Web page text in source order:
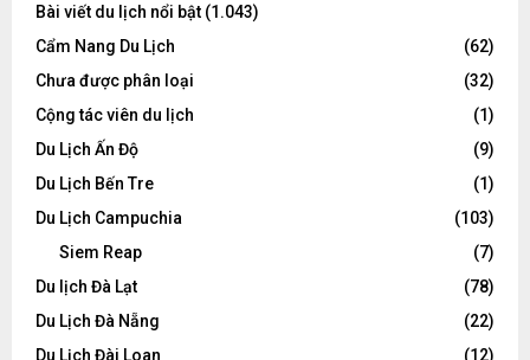
Bài viết du lịch nổi bật (1.043)
Cẩm Nang Du Lịch
(62)
Chưa được phân loại
(32)
Cộng tác viên du lịch
(1)
Du Lịch Ấn Độ
(9)
Du Lịch Bến Tre
(1)
Du Lịch Campuchia
(103)
Siem Reap
(7)
Du lịch Đà Lạt
(78)
Du Lịch Đà Nẵng
(22)
Du Lịch Đài Loan
(12)